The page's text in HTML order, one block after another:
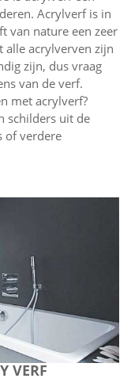
Acrylverf is in
van nature een zeer
alle acrylverven zijn
zijn, dus vraag
van de verf.
met acrylverf?
schilders uit de
of verdere
VERF